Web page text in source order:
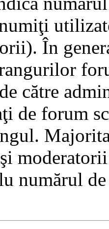
În
către
de forum
numărul de